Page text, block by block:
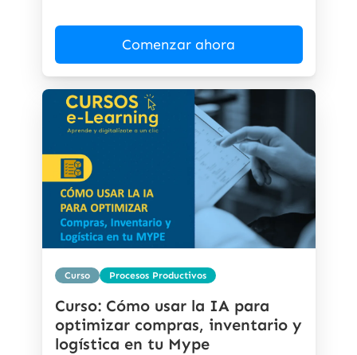
Comenzar ahora
Curso Procesos Productivos
Curso: Cómo usar la IA para
optimizar compras, inventario y
logística en tu Mype